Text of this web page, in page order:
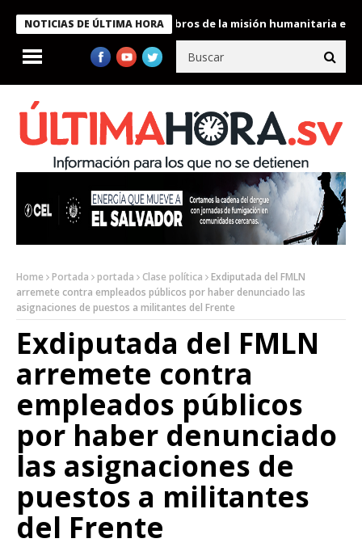
NOTICIAS DE ÚLTIMA HORA
Bukele condecora a miembros de la misión humanitaria enviada
Home Portada portada Clase política
Exdiputada del FMLN
arremete contra empleados públicos por haber denunciado las
asignaciones de puestos a militantes del Frente
Exdiputada del FMLN
arremete contra
empleados públicos
por haber denunciado
las asignaciones de
puestos a militantes
del Frente